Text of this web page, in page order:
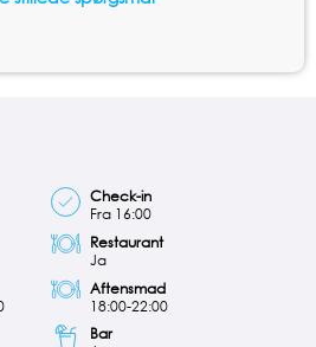
Check-in
Fra 16:00
Restaurant
Ja
Aftensmad
18:00-22:00
Bar